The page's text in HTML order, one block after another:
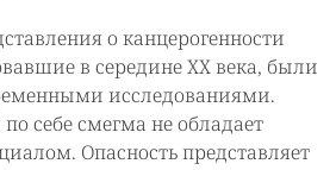
о канцерогенности
в середине XX века, были
исследованиями.
себе смегма не обладает
Опасность представляет